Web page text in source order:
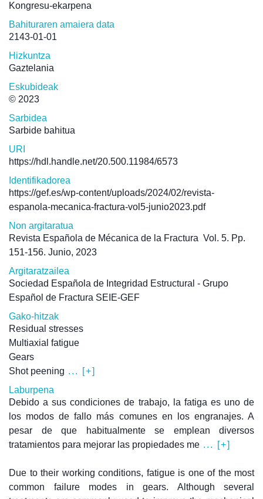
Kongresu-ekarpena
Bahituraren amaiera data
2143-01-01
Hizkuntza
Gaztelania
Eskubideak
© 2023
Sarbidea
Sarbide bahitua
URI
https://hdl.handle.net/20.500.11984/6573
Identifikadorea
https://gef.es/wp-content/uploads/2024/02/revista-
espanola-mecanica-fractura-vol5-junio2023.pdf
Non argitaratua
Revista Española de Mécanica de la Fractura Vol. 5. Pp.
151-156. Junio, 2023
Argitaratzailea
Sociedad Española de Integridad Estructural - Grupo
Español de Fractura SEIE-GEF
Gako-hitzak
Residual stresses
Multiaxial fatigue
Gears
Shot peening ... [+]
Laburpena
Debido a sus condiciones de trabajo, la fatiga es uno de
los modos de fallo más comunes en los engranajes. A
pesar de que habitualmente se emplean diversos
tratamientos para mejorar las propiedades me ... [+]
Due to their working conditions, fatigue is one of the most
common failure modes in gears. Although several